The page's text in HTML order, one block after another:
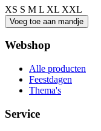
XS S M L XL XXL
Webshop
Alle producten
Feestdagen
Thema's
Service